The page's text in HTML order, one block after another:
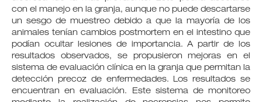
con el manejo en la granja, aunque no puede descartarse
un sesgo de muestreo debido a que la mayoría de los
animales tenían cambios postmortem en el intestino que
podían ocultar lesiones de importancia. A partir de los
resultados observados, se propusieron mejoras en el
sistema de evaluación clínica en la granja que permitan la
detección precoz de enfermedades. Los resultados se
encuentran en evaluación. Este sistema de monitoreo